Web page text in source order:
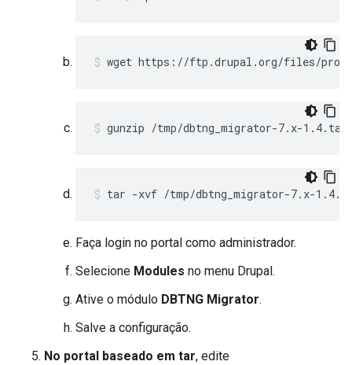
wget https://ftp.drupal.org/files/
gunzip /tmp/dbtng_migrator-7.x-
tar -xvf /tmp/dbtng_migrator-7.x-
Faça login no portal como administrador.
Selecione Modules no menu Drupal.
Ative o módulo DBTNG Migrator.
Salve a configuração.
No portal baseado em tar, edite